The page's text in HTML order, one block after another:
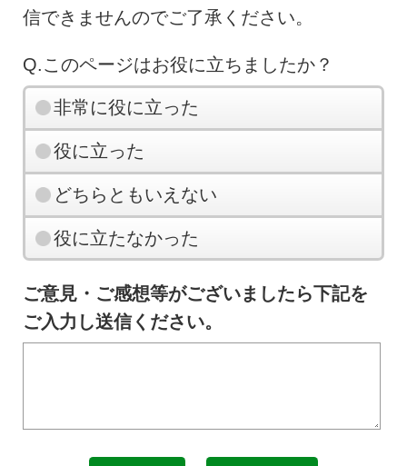
信できませんのでご了承ください。
Q.このページはお役に立ちましたか？
非常に役に立った
役に立った
どちらともいえない
役に立たなかった
ご意見・ご感想等がございましたら下記を
ご入力し送信ください。